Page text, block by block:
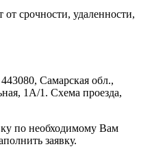
срочности, удаленности,
Самарская обл.,
1А/1. Схема проезда,
по необходимому Вам
заявку.